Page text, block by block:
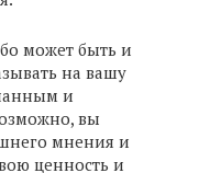
может быть и
на вашу
и
вы
мнения и
ценность и